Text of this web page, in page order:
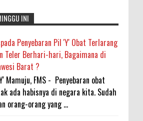
INI
Penyebaran Pil 'Y' Obat Terlarang
Teler Berhari-hari, Bagaimana di
Barat ?
Mamuju, FMS - Penyebaran obat
ada habisnya di negara kita. Sudah
orang-orang yang ...